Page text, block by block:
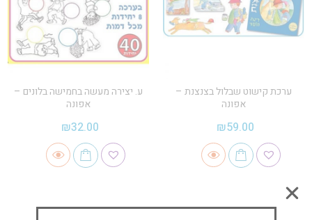
ערכת קישוט שבלול בצנצנת –
אפונה
₪59.00
ע. יצירה מעשה בחמישה בלונים –
אפונה
₪32.00